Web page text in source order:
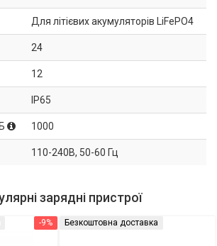
Для літієвих акумуляторів LiFePO4
24
12
IP65
1000
110-240В, 50-60 Гц
зарядні пристрої
-9% Безкоштовна доставка